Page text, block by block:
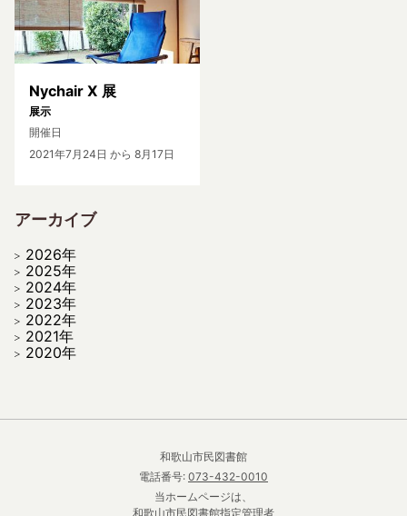
Nychair X 展
展示
開催日
2021年7月24日 から 8月17日
アーカイブ
2026年
2025年
2024年
2023年
2022年
2021年
2020年
和歌山市民図書館
電話番号: 073-432-0010
当ホームページは、
和歌山市民図書館指定管理者